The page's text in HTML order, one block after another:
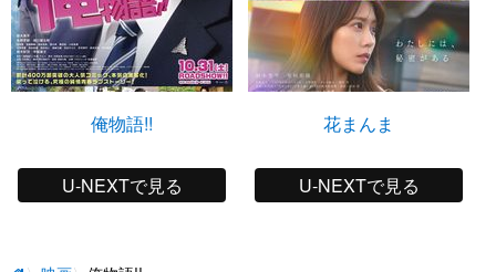
俺物語!!
U-NEXTで見る
花まんま
U-NEXTで見る